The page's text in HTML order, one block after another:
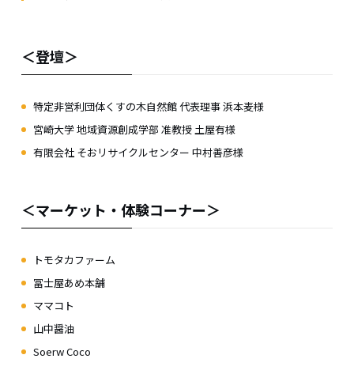
＜登壇＞
特定非営利団体くすの木自然館 代表理事 浜本麦様
宮崎大学 地域資源創成学部 准教授 土屋有様
有限会社 そおリサイクルセンター 中村善彦様
＜マーケット・体験コーナー＞
トモタカファーム
冨士屋あめ本舗
ママコト
山中醤油
Soerw Coco